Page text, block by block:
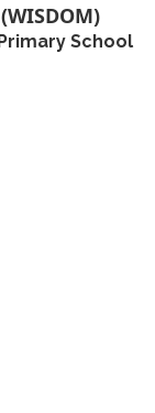
School